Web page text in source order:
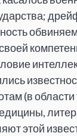
(в области
этой